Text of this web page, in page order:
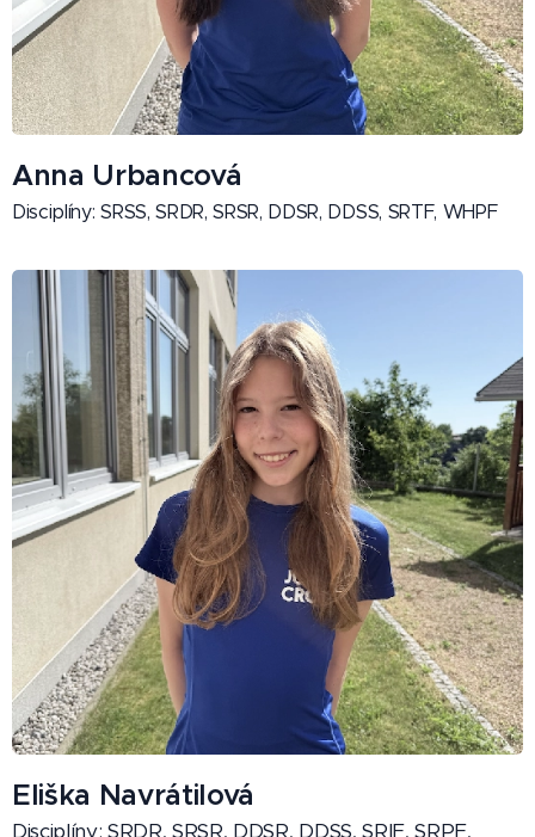
Anna Urbancová
Disciplíny: SRSS, SRDR, SRSR, DDSR, DDSS, SRTF, WHPF
Eliška Navrátilová
Disciplíny: SRDR, SRSR, DDSR, DDSS, SRIF, SRPF,